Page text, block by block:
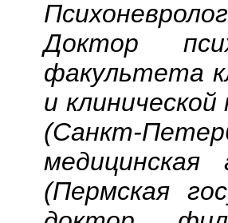
Доктор
факультета
и
(Санкт-
(Пермская